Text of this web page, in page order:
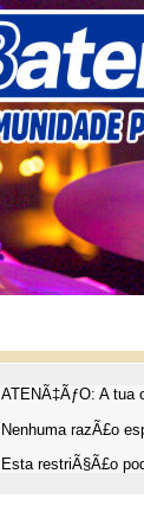
ATENÃ‡ÃƒO: A tua
Nenhuma razÃ£o
Esta restriÃ§Ã£o